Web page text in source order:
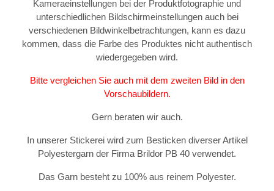
Kameraeinstellungen bei der Produktfotographie und
unterschiedlichen Bildschirmeinstellungen auch bei
verschiedenen Bildwinkelbetrachtungen, kann es dazu
kommen, dass die Farbe des Produktes nicht authentisch
wiedergegeben wird.
Bitte vergleichen Sie auch mit dem zweiten Bild in den
Vorschaubildern.
Gern beraten wir auch.
In unserer Stickerei wird zum Besticken diverser Artikel
Polyestergarn der Firma Brildor PB 40 verwendet.
Das Garn besteht zu 100% aus reinem Polyester.